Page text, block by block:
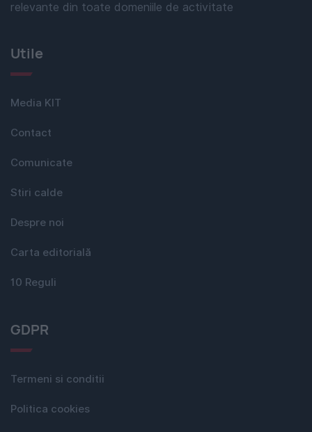
relevante din toate domeniile de activitate
Utile
Media KIT
Contact
Comunicate
Stiri calde
Despre noi
Carta editorială
10 Reguli
GDPR
Termeni si conditii
Politica cookies